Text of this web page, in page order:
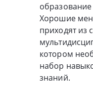
Хорошие
приходят из
котором
набор
знаний.